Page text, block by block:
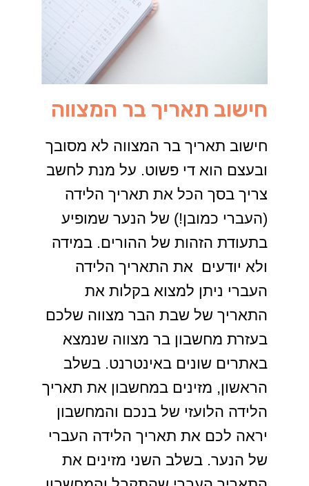
חישוב תאריך בר המצווה
חישוב תאריך בר המצווה לא מסובך
ובעצם הוא די פשוט. על מנת לחשב
צריך בסך הכל את תאריך הלידה
(העברי כמובן!) של הנער שמופיע
בתעודת הזהות של ההורים. במידה
ולא יודעים את התאריך הלידה
העברי ניתן למצוא בקלות את
התאריך של שבת הבר מצווה שלכם
בעזרת מחשבון בר מצווה שנמצא
באתרים שונים באינטרנט. בשלב
הראשון, מזינים במחשבון את תאריך
הלידה הלועזי של בנכם והמחשבון
יראה לכם את תאריך הלידה העברי
של הנער. בשלב השני מזינים את